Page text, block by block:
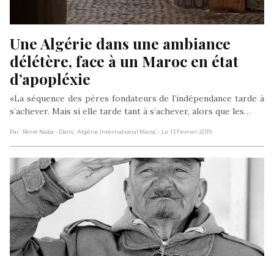
Une Algérie dans une ambiance
délétère, face à un Maroc en état
d’apopléxie
«La séquence des pères fondateurs de l’indépendance tarde à
s’achever. Mais si elle tarde tant à s’achever, alors que les…
Par : René Naba - Dans : Algérie International Maroc- Le 13 Février 2019